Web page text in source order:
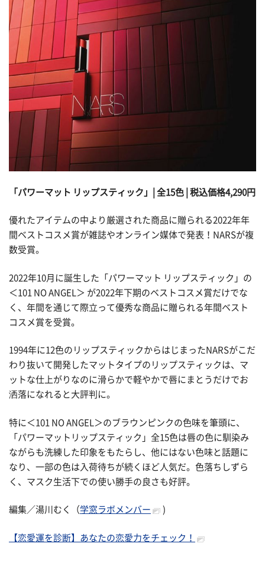
「パワーマット リップスティック」| 全15色 | 税込価格4,290円
優れたアイテムの中より厳選された商品に贈られる2022年年
間ベストコスメ賞が雑誌やオンライン媒体で発表！NARSが複
数受賞。
2022年10月に誕生した「パワーマット リップスティック」の
＜101 NO ANGEL＞ が2022年下期のベストコスメ賞だけでな
く、年間を通じて際立って優秀な商品に贈られる年間ベスト
コスメ賞を受賞。
1994年に12色のリップスティックからはじまったNARSがこだ
わり抜いて開発したマットタイプのリップスティックは、マ
ットな仕上がりなのに滑らかで軽やかで唇にまとうだけでお
洒落になれると大評判に。
特に＜101 NO ANGEL＞のブラウンピンクの色味を筆頭に、
「パワーマットリップスティック」全15色は唇の色に馴染み
ながらも洗練した印象をもたらし、他にはない色味と話題に
なり、一部の色は入荷待ちが続くほど人気だ。色落ちしずら
く、マスク生活下での使い勝手の良さも好評。
編集／湯川むく（ 学窓ラボメンバー )
【恋愛運を診断】あなたの恋愛力をチェック！